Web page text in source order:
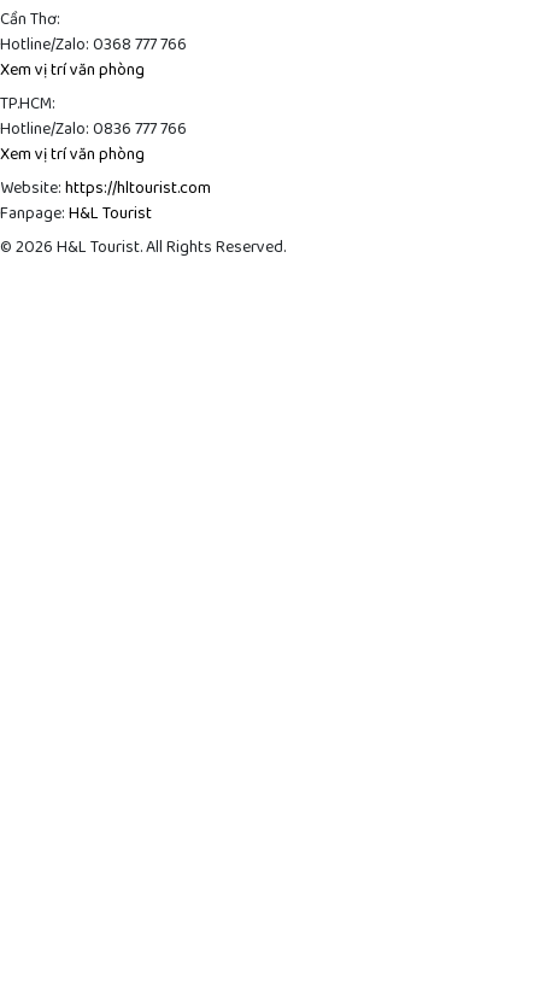
Cần Thơ:
Hotline/Zalo: 0368 777 766
Xem vị trí văn phòng
TP.HCM:
Hotline/Zalo: 0836 777 766
Xem vị trí văn phòng
Website:https://hltourist.com
Fanpage:H&L Tourist
© 2026 H&L Tourist. All Rights Reserved.